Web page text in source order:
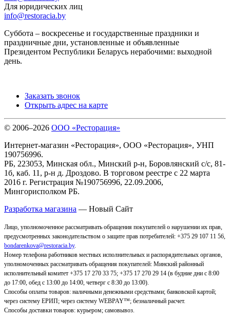
Для юридических лиц
info@restoracia.by
Суббота – воскресенье и государственные праздники и
праздничные дни, установленные и объявленные
Президентом Республики Беларусь нерабочими: выходной
день.
Заказать звонок
Открыть адрес на карте
© 2006–2026 ООО «Ресторация»
Интернет-магазин «Ресторация», ООО «Ресторация», УНП
190756996.
РБ, 223053, Минская обл., Минский р-н, Боровлянский с/с, 81-
1б, каб. 11, р-н д. Дроздово. В торговом реестре с 22 марта
2016 г. Регистрация №190756996, 22.09.2006,
Мингорисполком РБ.
Разработка магазина — Новый Сайт
Лицо, уполномоченное рассматривать обращения покупателей о нарушении их прав,
предусмотренных законодательством о защите прав потребителей: +375 29 107 11 56,
bondarenkova@restoracia.by.
Номер телефона работников местных исполнительных и распорядительных органов,
уполномоченных рассматривать обращения покупателей: Минский районный
исполнительный комитет +375 17 270 33 75; +375 17 270 29 14 (в будние дни с 8:00
до 17:00, обед с 13:00 до 14:00, четверг с 8:30 до 13:00).
Способы оплаты товаров: наличными денежными средствами; банковской картой;
через систему ЕРИП; через систему WEBPAY™; безналичный расчет.
Способы доставки товаров: курьером; самовывоз.